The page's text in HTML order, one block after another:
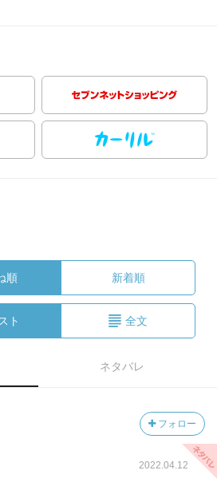
順 新着順
ト 全文
ネタバレ
フォロー
2022.04.12